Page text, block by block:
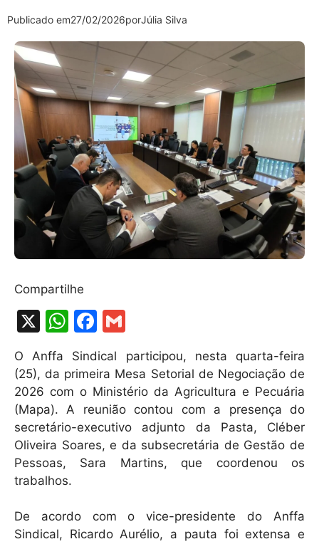
Publicado em27/02/2026porJúlia Silva
Compartilhe
X
W
h
at
s
A
p
p
F
a
c
e
b
o
o
ai
l
O Anffa Sindical participou, nesta quarta-feira
(25), da primeira Mesa Setorial de Negociação de
2026 com o Ministério da Agricultura e Pecuária
(Mapa). A reunião contou com a presença do
secretário-executivo adjunto da Pasta, Cléber
Oliveira Soares, e da subsecretária de Gestão de
Pessoas, Sara Martins, que coordenou os
trabalhos.
De acordo com o vice-presidente do Anffa
Sindical, Ricardo Aurélio, a pauta foi extensa e